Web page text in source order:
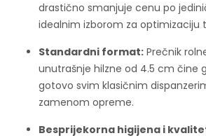
drastično smanjuje cenu po
idealnim izborom za optimizaciju
Standardni format: Prečnik
unutrašnje hilzne od 4.5 cm čine
gotovo svim klasičnim
zamenom opreme.
Besprijekorna higijena i